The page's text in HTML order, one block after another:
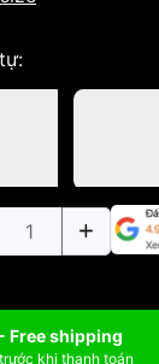
Free shipping
khi thanh toán